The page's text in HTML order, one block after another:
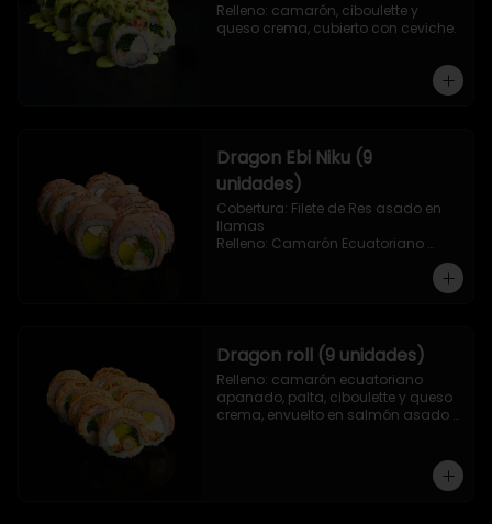
Relleno: camarón, ciboulette y
queso crema, cubierto con ceviche.
Dragon Ebi Niku (9
unidades)
Cobertura: Filete de Res asado en
llamas
Relleno: Camarón Ecuatoriano
Dragon roll (9 unidades)
Relleno: camarón ecuatoriano
apanado, palta, ciboulette y queso
crema, envuelto en salmón asado